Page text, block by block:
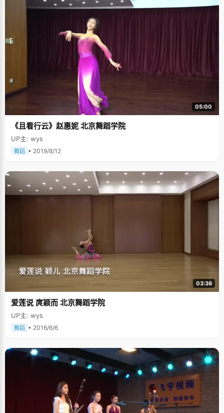
05:00
《且看行云》赵惠妮 北京舞蹈学院
UP主: wys
舞蹈 • 2019/8/12
03:36
爱莲说 庹颖而 北京舞蹈学院
UP主: wys
舞蹈 • 2016/6/6